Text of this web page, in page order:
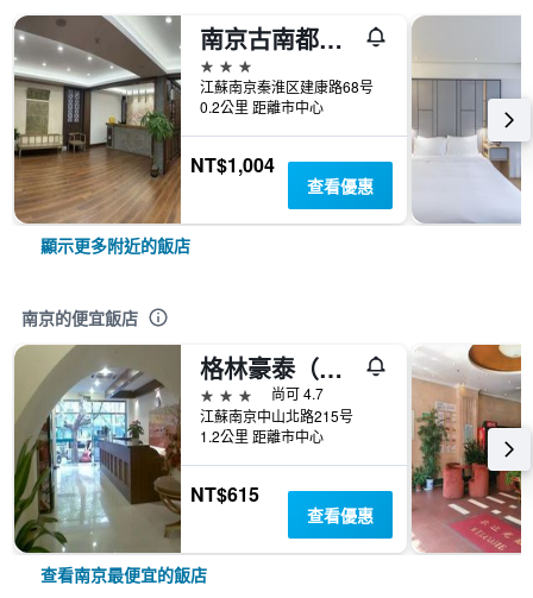
南京古南都都市客棧（健康路店）
3星級
江蘇南京秦淮区建康路68号
0.2公里 距離市中心
NT$1,004
查看優惠
顯示更多附近的飯店
南京的便宜飯店
格林豪泰（南京山西路布料城店）
3星級
尚可 4.7
江蘇南京中山北路215号
1.2公里 距離市中心
NT$615
查看優惠
查看南京最便宜的飯店